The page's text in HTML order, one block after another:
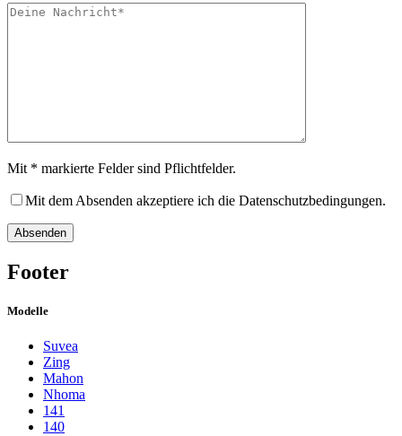
Deine
Mit * markierte Felder sind Pflichtfelder.
Mit dem Absenden akzeptiere ich die Datenschutzbedingungen.
Footer
Modelle
Suvea
Zing
Mahon
Nhoma
141
140